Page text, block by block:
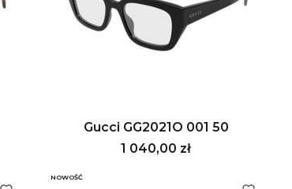
Gucci GG2021O 001 50
Cena
1 040,00 zł
NOWOŚĆ